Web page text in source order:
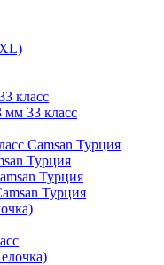
класс
мм 33 класс
Camsan Турция
Турция
Турция
Турция